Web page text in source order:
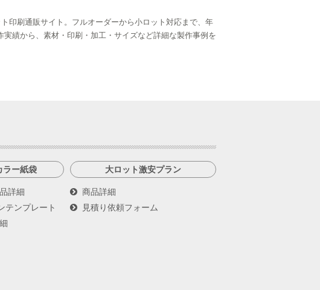
印刷通販サイト。フルオーダーから小ロット対応まで、年
績から、素材・印刷・加工・サイズなど詳細な製作事例を
ラー紙袋
詳細
テンプレート
大ロット激安プラン
商品詳細
見積り依頼フォーム